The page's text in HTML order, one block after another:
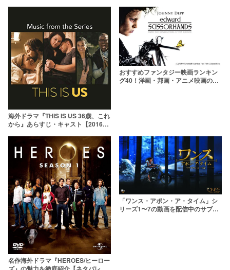
海外ドラマ『THIS IS US 36歳、これ
から』あらすじ・キャスト【2016年
おすすめファンタジー映画ランキン
グ40！洋画・邦画・アニメ映画の名
名作海外ドラマ『HEROES/ヒーロー
「ワンス・アポン・ア・タイム」シ
リーズ1〜7の動画を配信中のサブス